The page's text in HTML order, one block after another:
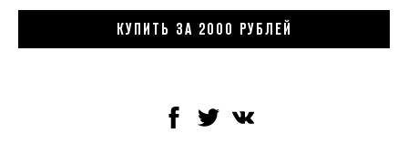
КУПИТЬ ЗА 2000 РУБЛЕЙ